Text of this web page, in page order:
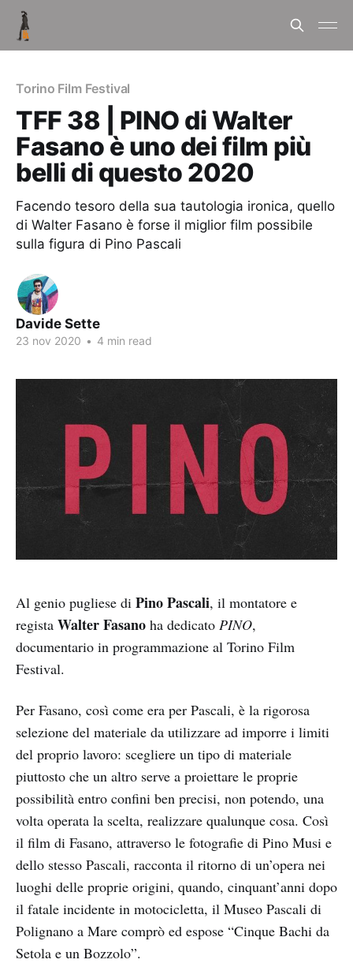
Torino Film Festival
TFF 38 | PINO di Walter
Fasano è uno dei film più
belli di questo 2020
Facendo tesoro della sua tautologia ironica, quello
di Walter Fasano è forse il miglior film possibile
sulla figura di Pino Pascali
Davide Sette
23 nov 2020 • 4 min read
Al genio pugliese di Pino Pascali, il montatore e
regista Walter Fasano ha dedicato PINO,
documentario in programmazione al Torino Film
Festival.
Per Fasano, così come era per Pascali, è la rigorosa
selezione del materiale da utilizzare ad imporre i limiti
del proprio lavoro: scegliere un tipo di materiale
piuttosto che un altro serve a proiettare le proprie
possibilità entro confini ben precisi, non potendo, una
volta operata la scelta, realizzare qualunque cosa. Così
il film di Fasano, attraverso le fotografie di Pino Musi e
dello stesso Pascali, racconta il ritorno di un’opera nei
luoghi delle proprie origini, quando, cinquant’anni dopo
il fatale incidente in motocicletta, il Museo Pascali di
Polignano a Mare comprò ed espose “Cinque Bachi da
Setola e un Bozzolo”.